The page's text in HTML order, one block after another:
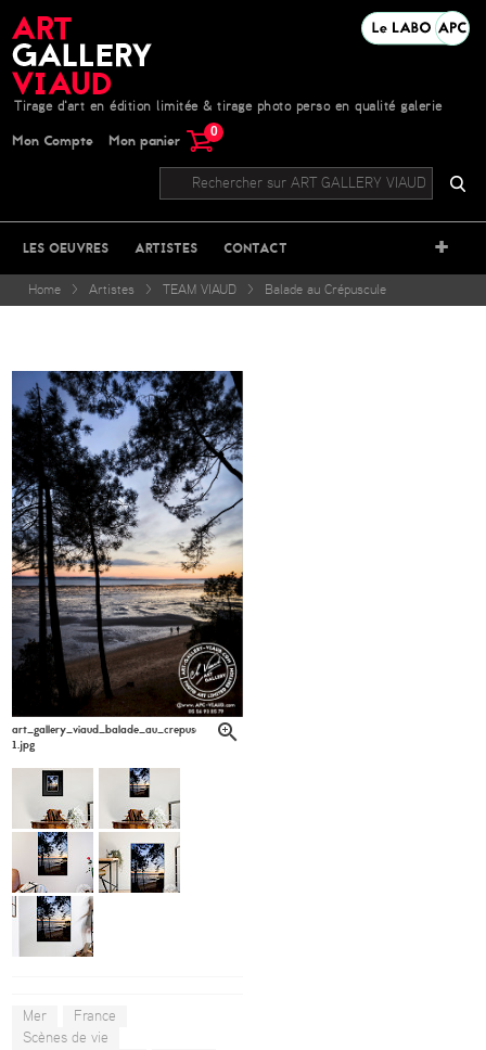
Tirage d'art en édition limitée & tirage photo perso en qualité galerie
Mon Compte Mon panier 0
LES OEUVRES ARTISTES CONTACT +
Home > Artistes > TEAM VIAUD > Balade au Crépuscule
art_gallery_viaud_balade_au_crepuscule_team_viaud_6-
1.jpg
Mer
France
Scènes de vie